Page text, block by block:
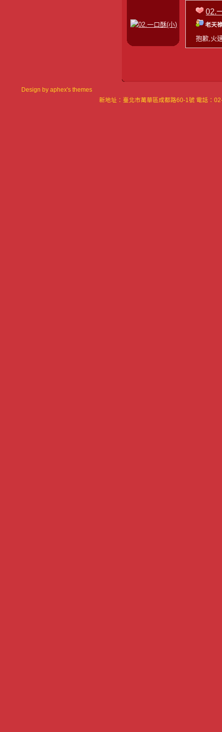
02.
老天
抱歉,火
Design by aphex's themes
新地址：臺北市萬華區成都路60-1號 電話：